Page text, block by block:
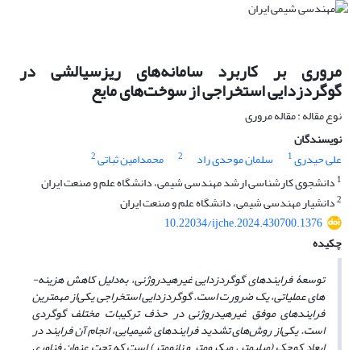
مروری بر کاربرد سامانه‌های ریزسیالشی در
گوگردزدایی استخراجی از سوخت‌های مایع
نوع مقاله : مقاله مروری
نویسندگان
علی حیدری1 سلمان موحدی راد 2 محمدامین ثباتی2
1 دانشجوی کارشناسی ارشد مهندسی شیمی، دانشگاه علم و صنعت ایران
2دانشیار مهندسی شیمی، دانشگاه علم و صنعت ایران
10.22034/ijche.2024.430700.1376
چکیده
توسعۀ فرایندهای گوگردزدایی غیرهیدروژنی، بهدلیل کاهش هزینه­
های عملیاتی، یک ضرورت است. گوگردزدایی استخراجی یکیاز مهم­ترین
فرایندهای موفق غیرهیدروژنی در حذف ترکیبات مختلف گوگردی
است. یکیاز روشهای تشدید فرایندهای شیمیایی، انجام آن فرایند در